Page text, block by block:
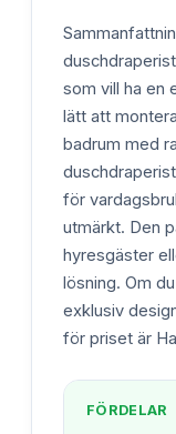
som vill ha en
lätt att
badrum med
för
utmärkt. Den
hyresgäster
lösning. Om
exklusiv
för priset är
FÖRDELAR